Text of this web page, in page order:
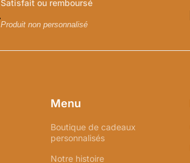
Satisfait ou remboursé
Produit non personnalisé
Menu
Boutique de cadeaux
personnalisés
Notre histoire